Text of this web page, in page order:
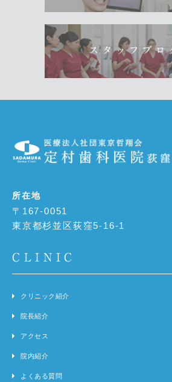
スタッフブロ
所在地
〒167-0051
東京都杉並区荻窪5-16-1
CLINIC
クリニック紹介
院長紹介
アクセス
院内紹介
よくある質問